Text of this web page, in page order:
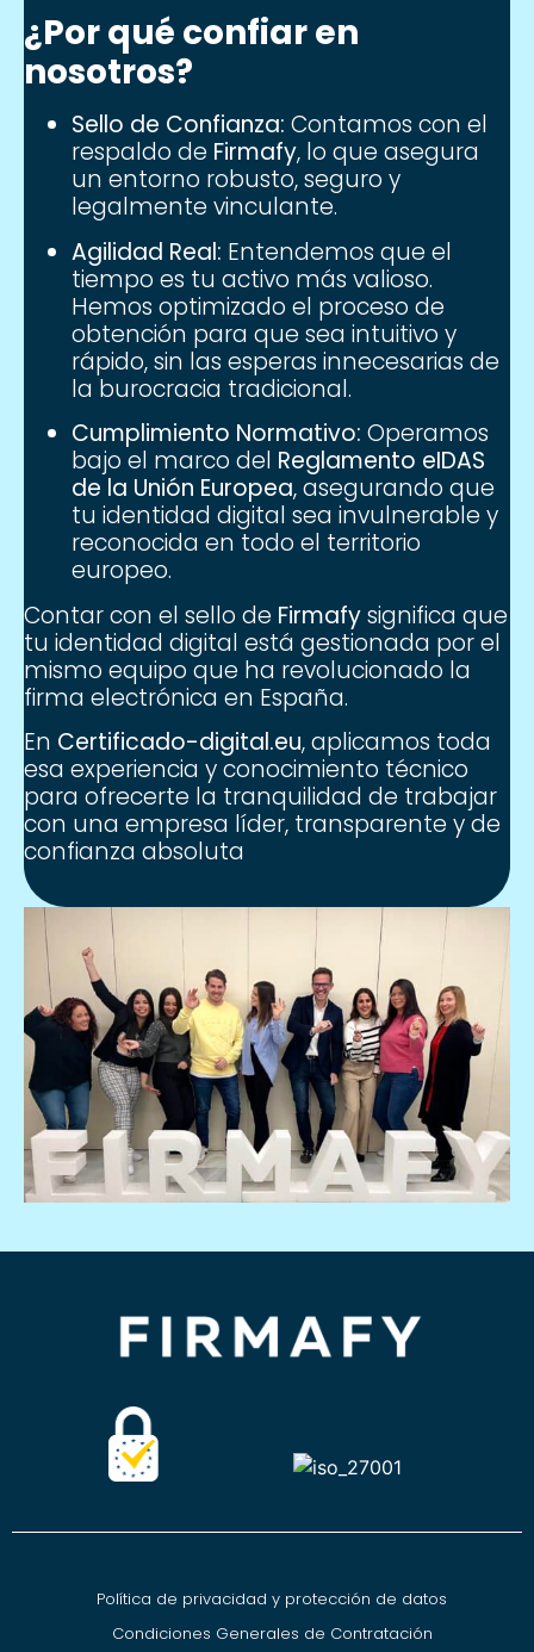
¿Por qué confiar en
nosotros?
Sello de Confianza: Contamos con el
respaldo de Firmafy, lo que asegura
un entorno robusto, seguro y
legalmente vinculante.
Agilidad Real: Entendemos que el
tiempo es tu activo más valioso.
Hemos optimizado el proceso de
obtención para que sea intuitivo y
rápido, sin las esperas innecesarias de
la burocracia tradicional.
Cumplimiento Normativo: Operamos
bajo el marco del Reglamento eIDAS
de la Unión Europea, asegurando que
tu identidad digital sea invulnerable y
reconocida en todo el territorio
europeo.
Contar con el sello de Firmafysignifica que
tu identidad digital está gestionada por el
mismo equipo que ha revolucionado la
firma electrónica en España.
En Certificado-digital.eu, aplicamos toda
esa experiencia y conocimiento técnico
para ofrecerte la tranquilidad de trabajar
con una empresa líder, transparente y de
confianza absoluta
Política de privacidad y protección de datos
Condiciones Generales de Contratación